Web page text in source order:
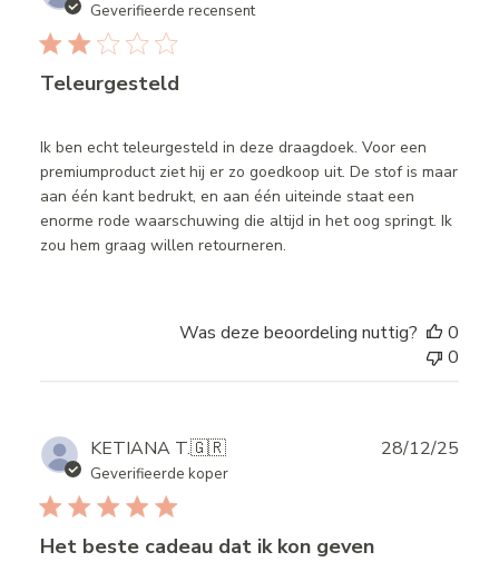
Geverifieerde recensent
Teleurgesteld
Ik ben echt teleurgesteld in deze draagdoek. Voor een
premiumproduct ziet hij er zo goedkoop uit. De stof is maar
aan één kant bedrukt, en aan één uiteinde staat een
enorme rode waarschuwing die altijd in het oog springt. Ik
zou hem graag willen retourneren.
Was deze beoordeling nuttig?
0
0
KETIANA T.🇬🇷
Geverifieerde koper
Het beste cadeau dat ik kon geven
28/12/25